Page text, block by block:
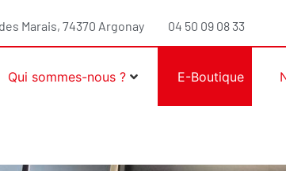
Marais, 74370 Argonay 04 50 09 08 33
Qui sommes-nous ? E-Boutique